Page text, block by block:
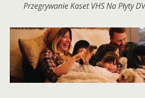
Przegrywanie Kaset VHS Na Płyty